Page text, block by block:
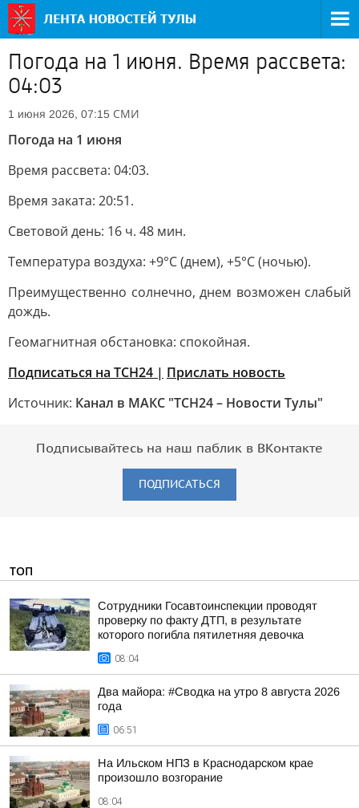
Погода на 1 июня. Время рассвета:
04:03
1 июня 2026, 07:15 СМИ
Погода на 1 июня
Время рассвета: 04:03.
Время заката: 20:51.
Световой день: 16 ч. 48 мин.
Температура воздуха: +9°С (днем), +5°C (ночью).
Преимущественно солнечно, днем возможен слабый
дождь.
Геомагнитная обстановка: спокойная.
Подписаться на ТСН24 | Прислать новость
Источник: Канал в МАКС "ТСН24 – Новости Тулы"
Подписывайтесь на наш паблик в ВКонтакте
ПОДПИСАТЬСЯ
ТОП
Сотрудники Госавтоинспекции проводят
проверку по факту ДТП, в результате
которого погибла пятилетняя девочка
08:04
Два майора: #Сводка на утро 8 августа 2026
года
06:51
На Ильском НПЗ в Краснодарском крае
произошло возгорание
08:04